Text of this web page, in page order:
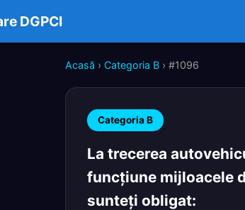
DGPCI
Acasă › Categoria B › #1096
Categoria B
La trecerea
funcţiune mijloacele
sunteţi obligat: